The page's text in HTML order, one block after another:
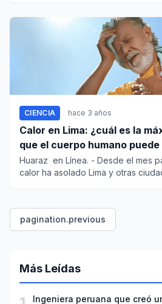
CIENCIA hace 3 años
Calor en Lima: ¿cuál es la
que el cuerpo humano
Huaraz en Línea. - Desde el mes
calor ha asolado Lima y otras
pagination.previous
Más Leídas
Ingeniera peruana que creó